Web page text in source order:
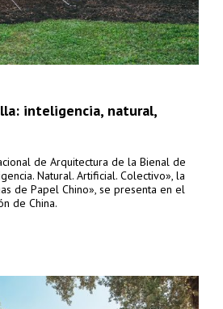
inteligencia, natural,
de Arquitectura de la Bienal de
Natural. Artificial. Colectivo», la
de Papel Chino», se presenta en el
de China.